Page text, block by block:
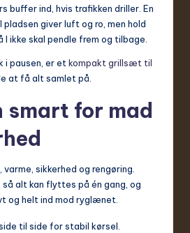
ind, hvis trafikken driller. En
giver luft og ro, men hold
ikke skal pendle frem og tilbage.
i pausen, er etkompakt grillsæt til
at få alt samlet på.
smart for mad
sikkerhed og rengøring.
så alt kan flyttes på én gang, og
og helt ind mod ryglænet.
til side for stabil kørsel.